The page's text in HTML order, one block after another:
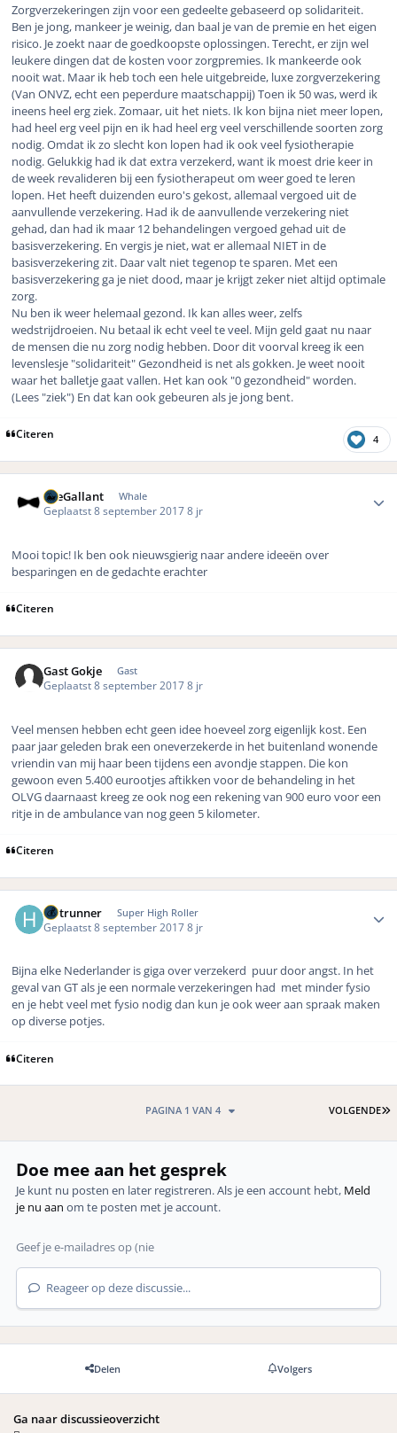
Zorgverzekeringen zijn voor een gedeelte gebaseerd op solidariteit.
Ben je jong, mankeer je weinig, dan baal je van de premie en het eigen
risico. Je zoekt naar de goedkoopste oplossingen. Terecht, er zijn wel
leukere dingen dat de kosten voor zorgpremies. Ik mankeerde ook
nooit wat. Maar ik heb toch een hele uitgebreide, luxe zorgverzekering
(Van ONVZ, echt een peperdure maatschappij) Toen ik 50 was, werd ik
ineens heel erg ziek. Zomaar, uit het niets. Ik kon bijna niet meer lopen,
had heel erg veel pijn en ik had heel erg veel verschillende soorten zorg
nodig. Omdat ik zo slecht kon lopen had ik ook veel fysiotherapie
nodig. Gelukkig had ik dat extra verzekerd, want ik moest drie keer in
de week revalideren bij een fysiotherapeut om weer goed te leren
lopen. Het heeft duizenden euro's gekost, allemaal vergoed uit de
aanvullende verzekering. Had ik de aanvullende verzekering niet
gehad, dan had ik maar 12 behandelingen vergoed gehad uit de
basisverzekering. En vergis je niet, wat er allemaal NIET in de
basisverzekering zit. Daar valt niet tegenop te sparen. Met een
basisverzekering ga je niet dood, maar je krijgt zeker niet altijd optimale
zorg.
Nu ben ik weer helemaal gezond. Ik kan alles weer, zelfs
wedstrijdroeien. Nu betaal ik echt veel te veel. Mijn geld gaat nu naar
de mensen die nu zorg nodig hebben. Door dit voorval kreeg ik een
levenslesje "solidariteit" Gezondheid is net als gokken. Je weet nooit
waar het balletje gaat vallen. Het kan ook "0 gezondheid" worden.
(Lees "ziek") En dat kan ook gebeuren als je jong bent.
Citeren 4
TheGallant Whale
Geplaatst8 september 20178 jr
Mooi topic! Ik ben ook nieuwsgierig naar andere ideeën over
besparingen en de gedachte erachter
Citeren
Gast Gokje Gast
Geplaatst8 september 20178 jr
Veel mensen hebben echt geen idee hoeveel zorg eigenlijk kost. Een
paar jaar geleden brak een oneverzekerde in het buitenland wonende
vriendin van mij haar been tijdens een avondje stappen. Die kon
gewoon even 5.400 eurootjes aftikken voor de behandeling in het
OLVG daarnaast kreeg ze ook nog een rekening van 900 euro voor een
ritje in de ambulance van nog geen 5 kilometer.
Citeren
Hotrunner Super High Roller
Geplaatst8 september 20178 jr
Bijna elke Nederlander is giga over verzekerd puur door angst. In het
geval van GT als je een normale verzekeringen had met minder fysio
en je hebt veel met fysio nodig dan kun je ook weer aan spraak maken
op diverse potjes.
Citeren
VOLGENDE
PAGINA 1 VAN 4
Doe mee aan het gesprek
Je kunt nu posten en later registreren. Als je een account hebt, Meld
je nu aan om te posten met je account.
Reageer op deze discussie...
Delen Volgers
Ga naar discussieoverzicht